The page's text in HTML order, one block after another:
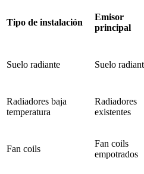
Tipo de instalación
Emisor
principal
Suelo radiante Suelo
Radiadores baja
temperatura
Radiadores
existentes
Fan coils
Fan coils
empotrados